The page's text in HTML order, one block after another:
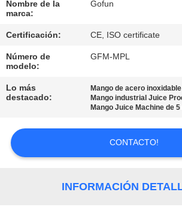
LA
CONTROL
DE
CALIDAD
ÉNTRENOS
EN
CONTACTO
Nombre de la
marca:
Gofun
Certificación: CE, ISO certificate
Número de
modelo:
GFM-MPL
Lo más
destacado:
Mango de acero
Mango industrial Juice
Mango Juice Machine de 5
CONTACTO!
INFORMACIÓN